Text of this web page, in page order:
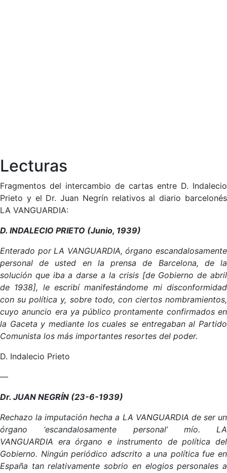
Lecturas
Fragmentos del intercambio de cartas entre D. Indalecio
Prieto y el Dr. Juan Negrín relativos al diario barcelonés
LA VANGUARDIA:
D. INDALECIO PRIETO (Junio, 1939)
Enterado por LA VANGUARDIA, órgano escandalosamente
personal de usted en la prensa de Barcelona, de la
solución que iba a darse a la crisis [de Gobierno de abril
de 1938], le escribí manifestándome mi disconformidad
con su política y, sobre todo, con ciertos nombramientos,
cuyo anuncio era ya público prontamente confirmados en
la Gaceta y mediante los cuales se entregaban al Partido
Comunista los más importantes resortes del poder.
D. Indalecio Prieto
—
Dr. JUAN NEGRÍN (23-6-1939)
Rechazo la imputación hecha a LA VANGUARDIA de ser un
órgano ‘escandalosamente personal’ mío. LA
VANGUARDIA era órgano e instrumento de política del
Gobierno. Ningún periódico adscrito a una política fue en
España tan relativamente sobrio en elogios personales a